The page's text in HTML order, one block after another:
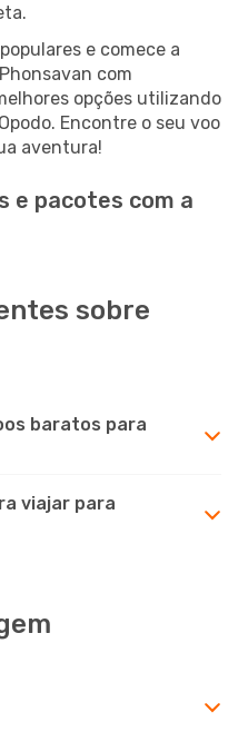
e comece a
com
opções utilizando
Encontre o seu voo
aventura!
e pacotes com a
sobre
baratos para
viajar para